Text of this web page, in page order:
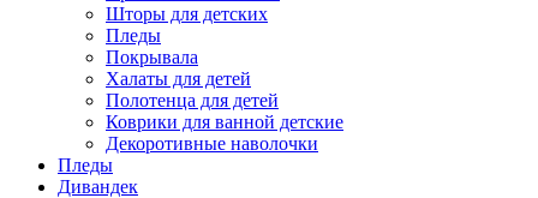
Шторы для детских
Пледы
Покрывала
Халаты для детей
Полотенца для детей
Коврики для ванной детские
Декоротивные наволочки
Пледы
Дивандек